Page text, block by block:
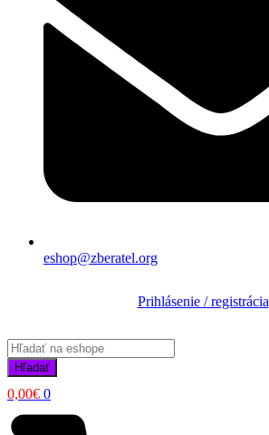
eshop@zberatel.org
Prihlásenie / registrácia
Products
search
Hľadať
0,00€ 0